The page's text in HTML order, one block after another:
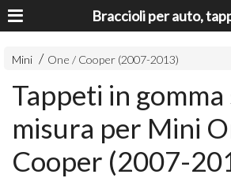
Mini One / Cooper (2007-2013)
Tappeti in gomma
misura per Mini
Cooper (2007-